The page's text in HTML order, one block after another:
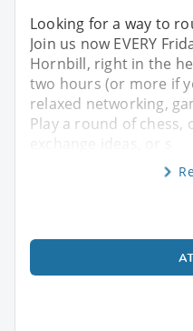
Looking for a way to
Join us now EVERY
Hornbill, right in the
two hours (or more if
relaxed networking,
Play a round of chess,